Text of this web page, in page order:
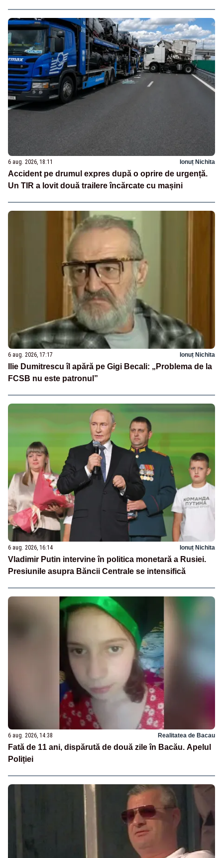
6 aug. 2026, 18:11 Ionuț Nichita
Accident pe drumul expres după o oprire de urgență.
Un TIR a lovit două trailere încărcate cu mașini
6 aug. 2026, 17:17 Ionuț Nichita
Ilie Dumitrescu îl apără pe Gigi Becali: „Problema de la
FCSB nu este patronul”
6 aug. 2026, 16:14 Ionuț Nichita
Vladimir Putin intervine în politica monetară a Rusiei.
Presiunile asupra Băncii Centrale se intensifică
6 aug. 2026, 14:38 Realitatea de Bacau
Fată de 11 ani, dispărută de două zile în Bacău. Apelul
Poliției